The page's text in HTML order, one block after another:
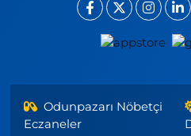
Odunpazarı Nöbetçi
Eczaneler